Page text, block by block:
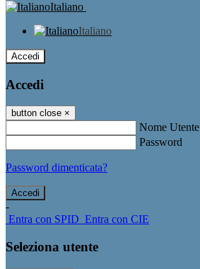
Italiano
Italiano
Accedi
Accedi
button close ×
Nome Utente
Password
Password dimenticata?
-
Entra con SPID Entra con CIE
Seleziona utente